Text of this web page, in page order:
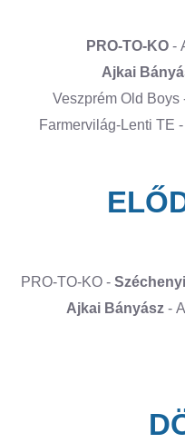
PRO-TO-KO -
Ajkai
Veszprém Old Boys
Farmervilág-Lenti TE -
PRO-TO-KO -
Ajkai Bányász-